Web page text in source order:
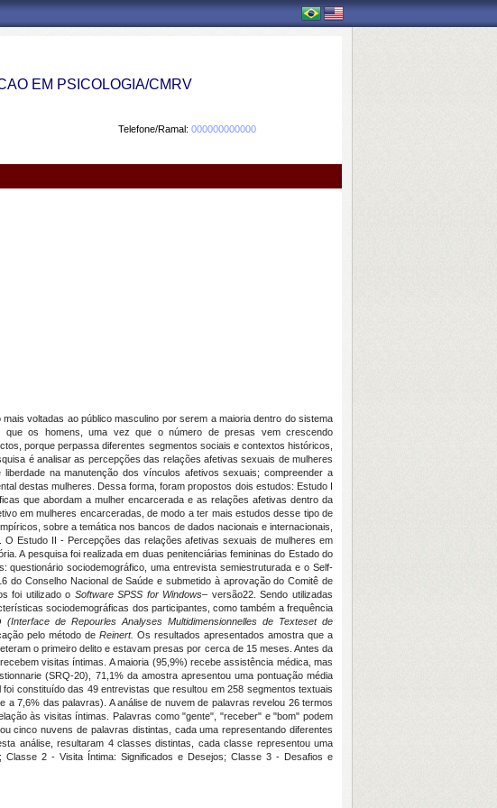
EM PSICOLOGIA/CMRV
Telefone/Ramal: 000000000000
voltadas ao público masculino por serem a maioria dentro do sistema
que os homens, uma vez que o número de presas vem crescendo
porque perpassa diferentes segmentos sociais e contextos históricos,
é analisar as percepções das relações afetivas sexuais de mulheres
na manutenção dos vínculos afetivos sexuais; compreender a
destas mulheres. Dessa forma, foram propostos dois estudos: Estudo I
que abordam a mulher encarcerada e as relações afetivas dentro da
em mulheres encarceradas, de modo a ter mais estudos desse tipo de
sobre a temática nos bancos de dados nacionais e internacionais,
Estudo II - Percepções das relações afetivas sexuais de mulheres em
A pesquisa foi realizada em duas penitenciárias femininas do Estado do
sociodemográfico, uma entrevista semiestruturada e o Self-
do Conselho Nacional de Saúde e submetido à aprovação do Comitê de
foi utilizado o Software SPSS for Windows– versão22. Sendo utilizadas
sociodemográficas dos participantes, como também a frequência
(Interface de Repourles Analyses Multidimensionnelles de Texteset de
pelo método de Reinert. Os resultados apresentados amostra que a
o primeiro delito e estavam presas por cerca de 15 meses. Antes da
visitas íntimas. A maioria (95,9%) recebe assistência médica, mas
(SRQ-20), 71,1% da amostra apresentou uma pontuação média
foi constituído das 49 entrevistas que resultou em 258 segmentos textuais
7,6% das palavras). A análise de nuvem de palavras revelou 26 termos
às visitas íntimas. Palavras como "gente", "receber" e "bom" podem
cinco nuvens de palavras distintas, cada uma representando diferentes
análise, resultaram 4 classes distintas, cada classe representou uma
2 - Visita Íntima: Significados e Desejos; Classe 3 - Desafios e